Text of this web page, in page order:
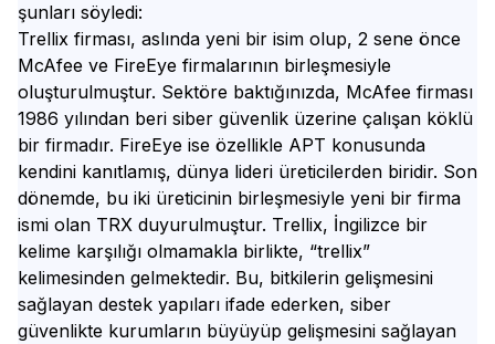
şunları söyledi:
Trellix firması, aslında yeni bir isim olup, 2 sene önce
McAfee ve FireEye firmalarının birleşmesiyle
oluşturulmuştur. Sektöre baktığınızda, McAfee firması
1986 yılından beri siber güvenlik üzerine çalışan köklü
bir firmadır. FireEye ise özellikle APT konusunda
kendini kanıtlamış, dünya lideri üreticilerden biridir. Son
dönemde, bu iki üreticinin birleşmesiyle yeni bir firma
ismi olan TRX duyurulmuştur. Trellix, İngilizce bir
kelime karşılığı olmamakla birlikte, “trellix”
kelimesinden gelmektedir. Bu, bitkilerin gelişmesini
sağlayan destek yapıları ifade ederken, siber
güvenlikte kurumların büyüyüp gelişmesini sağlayan